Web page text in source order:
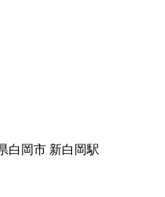
白岡市 新白岡駅